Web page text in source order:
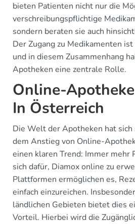
bieten Patienten nicht nur die
verschreibungspflichtige
sondern beraten sie auch
Der Zugang zu Medikamenten
und in diesem Zusammenhang
Apotheken eine zentrale Rolle.
Online-
In Österreich
Die Welt der Apotheken hat
dem Anstieg von Online-
einen klaren Trend: Immer mehr
sich dafür, Diamox online zu
Plattformen ermöglichen es,
einfach einzureichen.
ländlichen Gebieten bietet dies
Vorteil. Hierbei wird die